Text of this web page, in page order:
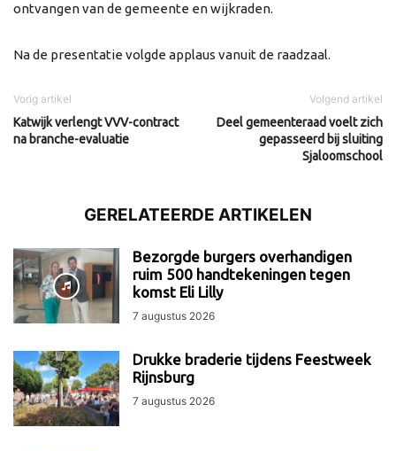
ontvangen van de gemeente en wijkraden.
Na de presentatie volgde applaus vanuit de raadzaal.
Vorig artikel
Katwijk verlengt VVV-contract
na branche-evaluatie
Volgend artikel
Deel gemeenteraad voelt zich
gepasseerd bij sluiting
Sjaloomschool
GERELATEERDE ARTIKELEN
Bezorgde burgers overhandigen
ruim 500 handtekeningen tegen
komst Eli Lilly
7 augustus 2026
Drukke braderie tijdens Feestweek
Rijnsburg
7 augustus 2026